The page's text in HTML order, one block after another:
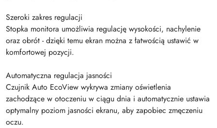
Szeroki zakres regulacji
Stopka monitora umożliwia regulację wysokości, nachylenie
oraz obrót - dzięki temu ekran można z łatwością ustawić w
komfortowej pozycji.
Automatyczna regulacja jasności
Czujnik Auto EcoView wykrywa zmiany oświetlenia
zachodzące w otoczeniu w ciągu dnia i automatycznie ustawia
optymalny poziom jasności ekranu, aby zapobiec zmęczeniu
oczu.